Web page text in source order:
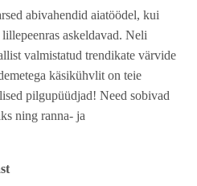
abivahendid aiatöödel, kui
askeldavad. Neli
valmistatud trendikate värvide
käsikühvlit on teie
pilgupüüdjad! Need sobivad
ning ranna- ja